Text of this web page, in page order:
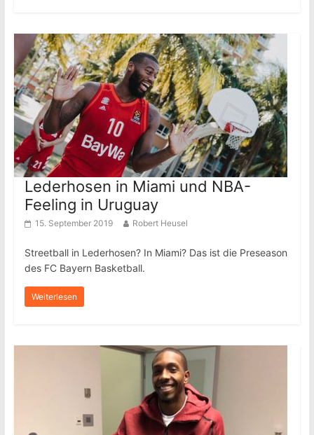
Lederhosen in Miami und NBA-
Feeling in Uruguay
15. September 2019 Robert Heusel
Streetball in Lederhosen? In Miami? Das ist die Preseason
des FC Bayern Basketball.
Weiterlesen